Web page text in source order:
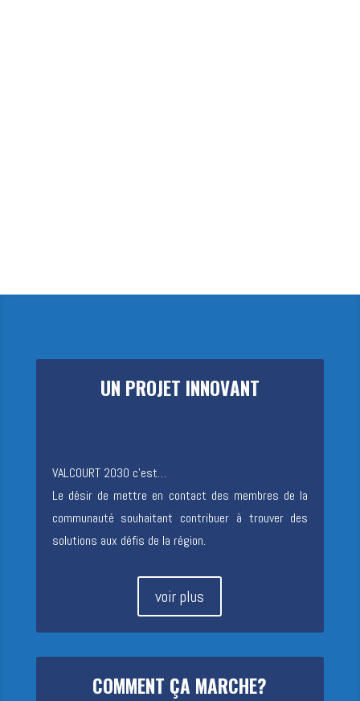
UN PROJET INNOVANT
VALCOURT 2030 c’est…
Le désir de mettre en contact des membres de la
communauté souhaitant contribuer à trouver des
solutions aux défis de la région.
voir plus
COMMENT ÇA MARCHE?